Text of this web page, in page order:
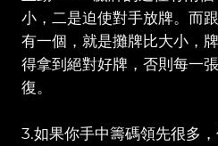
小，二是迫使對手放牌。而
有一個，就是攤牌比大小，
得拿到絕對好牌，否則每一
復。
3.如果你手中籌碼領先很多